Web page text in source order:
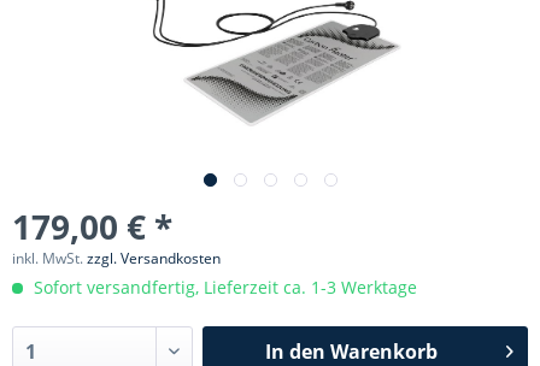
179,00 € *
inkl. MwSt.zzgl. Versandkosten
Sofort versandfertig, Lieferzeit ca. 1-3 Werktage
In den Warenkorb